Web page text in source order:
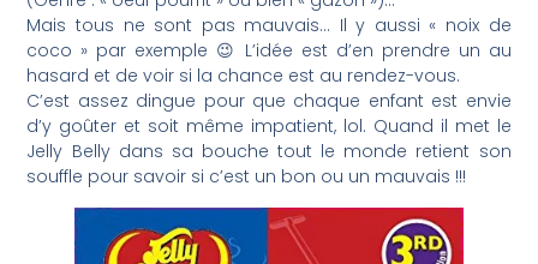
Mais tous ne sont pas mauvais… Il y aussi « noix de
coco » par exemple 😉 L’idée est d’en prendre un au
hasard et de voir si la chance est au rendez-vous.
C’est assez dingue pour que chaque enfant est envie
d’y goûter et soit même impatient, lol. Quand il met le
Jelly Belly dans sa bouche tout le monde retient son
souffle pour savoir si c’est un bon ou un mauvais !!!